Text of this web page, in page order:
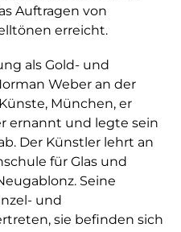
Auftragen von
erreicht.
als Gold- und
Weber an der
München, er
ernannt und legte sein
Der Künstler lehrt an
für Glas und
Seine
und
sie befinden sich